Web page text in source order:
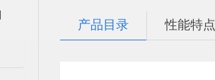
产品目录 性能特点